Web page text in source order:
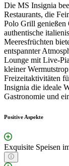
Die MS Insignia
Restaurants, die
Polo Grill genießen
authentische
Meeresfrüchten
entspannter
Lounge mit Live-
kleiner
Freizeitaktivitäten
Insignia die ideale
Gastronomie und
Positive Aspekte
Exquisite Speisen